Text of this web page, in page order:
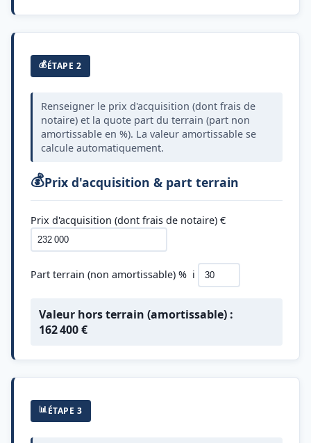
💰ÉTAPE 2
Renseigner le prix d'acquisition (dont frais de
notaire) et la quote part du terrain (part non
amortissable en %). La valeur amortissable se
calcule automatiquement.
💰Prix d'acquisition & part terrain
Prix d'acquisition (dont frais de notaire) €
Part terrain (non amortissable) % ℹ️
Valeur hors terrain (amortissable) :
162 400€
📊ÉTAPE 3